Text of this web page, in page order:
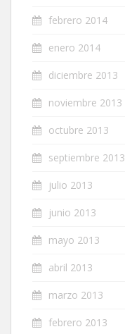
febrero 2014
enero 2014
diciembre 2013
noviembre 2013
octubre 2013
septiembre 2013
julio 2013
junio 2013
mayo 2013
abril 2013
marzo 2013
febrero 2013